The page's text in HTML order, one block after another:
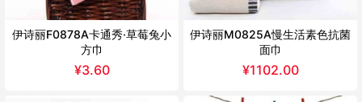
伊诗丽F0878A卡通秀·草莓兔小
方巾
¥3.60
伊诗丽M0825A慢生活素色抗菌
面巾
¥1102.00